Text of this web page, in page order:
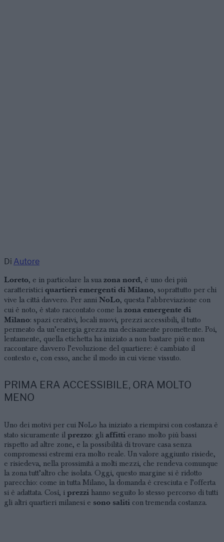
Di Autore
Loreto, e in particolare la sua zona nord, è uno dei più
caratteristici quartieri emergenti di Milano, soprattutto per chi
vive la città davvero. Per anni NoLo, questa l’abbreviazione con
cui è noto, è stato raccontato come la zona emergente di
Milano: spazi creativi, locali nuovi, prezzi accessibili, il tutto
permeato da un’energia grezza ma decisamente promettente. Poi,
lentamente, quella etichetta ha iniziato a non bastare più e non
raccontare davvero l’evoluzione del quartiere: è cambiato il
contesto e, con esso, anche il modo in cui viene vissuto.
PRIMA ERA ACCESSIBILE, ORA MOLTO
MENO
Uno dei motivi per cui NoLo ha iniziato a riempirsi con costanza è
stato sicuramente il prezzo: gli affitti erano molto più bassi
rispetto ad altre zone, e la possibilità di trovare casa senza
compromessi estremi era molto reale. Un valore aggiunto risiede,
e risiedeva, nella prossimità a molti mezzi, che rendeva comunque
la zona tutt’altro che isolata. Oggi, questo margine si è ridotto
parecchio: come in tutta Milano, la domanda è cresciuta e l’offerta
si è adattata. Così, i prezzi hanno seguito lo stesso percorso di tutti
gli altri quartieri milanesi e sono saliti con tremenda costanza.